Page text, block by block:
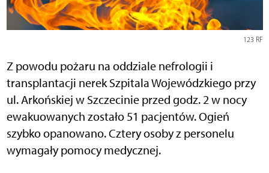
123 RF
Z powodu pożaru na oddziale nefrologii i
transplantacji nerek Szpitala Wojewódzkiego przy
ul. Arkońskiej w Szczecinie przed godz. 2 w nocy
ewakuowanych zostało 51 pacjentów. Ogień
szybko opanowano. Cztery osoby z personelu
wymagały pomocy medycznej.